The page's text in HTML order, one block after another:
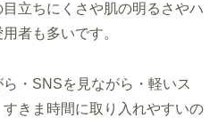
立ちにくさや肌の明るさやハ
者も多いです。
・SNSを見ながら・軽いス
すきま時間に取り入れやすいの